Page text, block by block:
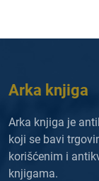
Arka knjiga
Arka knjiga je
koji se bavi
korišćenim i
knjigama.